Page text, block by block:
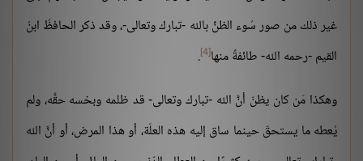
غير ذلك من صور سُوء الظنِّ بالله -تبارك وتعالى-، وقد ذكر الحافظُ ابنُ
القيم -رحمه الله- طائفةً منها[4]
.
وهكذا مَن كان يظنّ أنَّ الله -تبارك وتعالى- قد ظلمه وبخسه حقَّه، ولم
يُعطه ما يستحقّ حينما ساق إليه هذه العلّة، أو هذا المرض، أو أنَّ الله